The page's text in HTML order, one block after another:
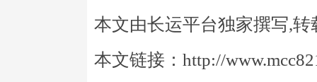
本文由长运平台独家撰写,转
本文链接：http://